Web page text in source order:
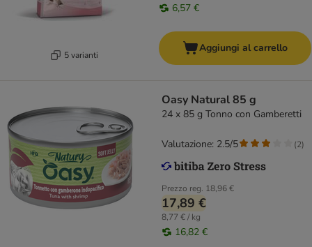
5 varianti
6,57 €
Aggiungi al carrello
Oasy Natural 85 g
24 x 85 g Tonno con Gamberetti
Prezzo reg. 18,96 €
17,89 €
8,77 € / kg
16,82 €
Valutazione: 2.5/5 (2)